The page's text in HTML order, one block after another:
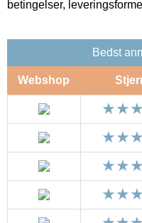
betingelser,
Bedst
Webshop